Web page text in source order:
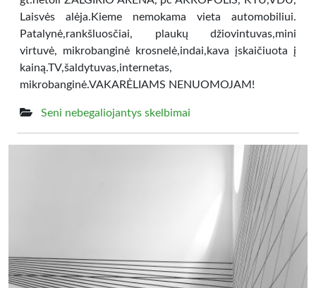
Laisvės alėja.Kieme nemokama vieta automobiliui.
Patalynė,rankšluosčiai, plaukų džiovintuvas,mini
virtuvė, mikrobanginė krosnelė,indai,kava įskaičiuota į
kainą.TV,šaldytuvas,internetas,
mikrobanginė.VAKARĖLIAMS NENUOMOJAM!
Seni nebegaliojantys skelbimai